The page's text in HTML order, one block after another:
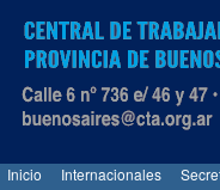
Inicio Internacionales